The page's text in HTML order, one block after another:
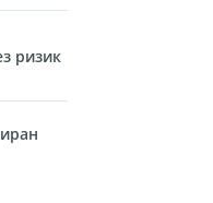
ризик